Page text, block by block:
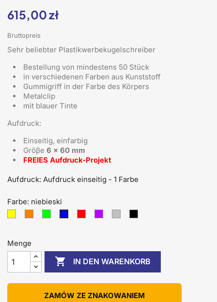
615,00 zł
Bruttopreis
Sehr beliebter Plastikwerbekugelschreiber
Bestellung von mindestens 50 Stück
in verschiedenen Farben aus Kunststoff
Gummigriff in der Farbe des Körpers
Metalclip
mit blauer Tinte
Aufdruck:
Einseitig, einfarbig
Gröβe 6 x 60 mm
FREIES Aufdruck-Projekt
Aufdruck: Aufdruck einseitig - 1 Farbe
Farbe: niebieski
Menge
 IN DEN WARENKORB
ZAMÓW ZE ZNAKOWANIEM